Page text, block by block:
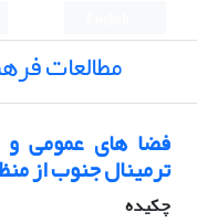
مطالعات
فضا های عمومی و
ترمینال جنوب از
چکیده